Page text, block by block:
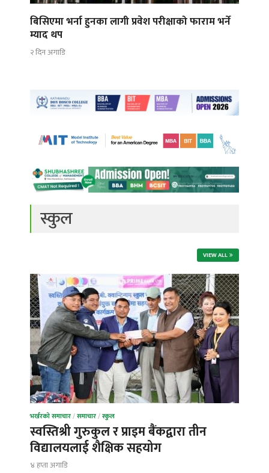
बिसिएमा भर्ना हुनका लागी प्रवेश परीक्षाको फाराम भर्ने
म्याद थप
२ दिन अगाडि
स्कुल
VIEW ALL
भर्खरको समाचार/समाचार/स्कुल
स्वस्तिश्री गुरुकुल र प्राइम बैंकद्वारा तीन
विद्यालयलाई शैक्षिक सहयोग
४ हप्ता अगाडि